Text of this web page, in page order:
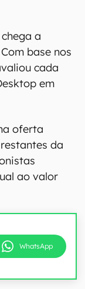
a
base nos
cada
em
oferta
da
ao valor
WhatsApp